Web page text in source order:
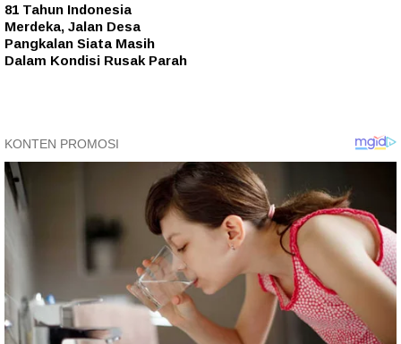
81 Tahun Indonesia
Merdeka, Jalan Desa
Pangkalan Siata Masih
Dalam Kondisi Rusak Parah